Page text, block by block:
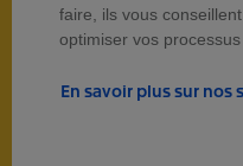
faire, ils vous
optimiser vos
En savoir plus sur nos